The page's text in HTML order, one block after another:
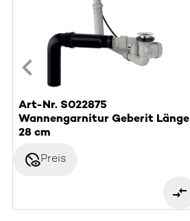
Art-Nr. S022875
Wannengarnitur Geberit Länge
28 cm
disabled_visiblePreis